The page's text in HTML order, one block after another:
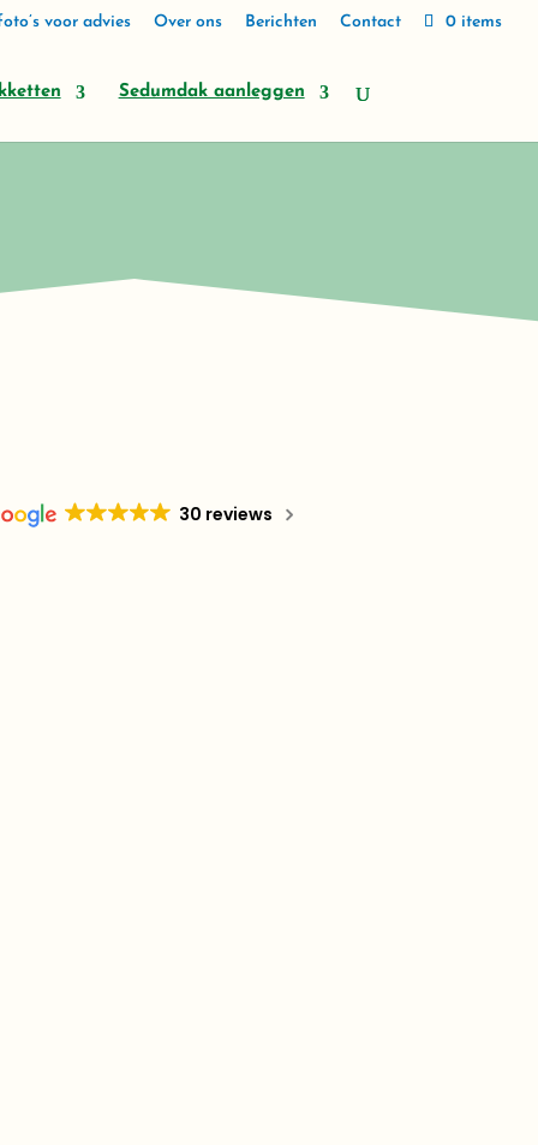
voor advies Over ons Berichten Contact 0 items
Sedumdak aanleggen
30 reviews